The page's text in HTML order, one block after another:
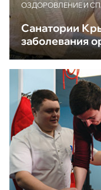
ОЗДОРОВЛЕНИЕ И
Санатории
заболевания